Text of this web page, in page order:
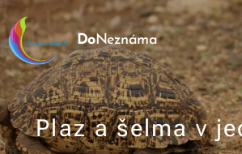
DoNeznáma
Plaz a šelma v